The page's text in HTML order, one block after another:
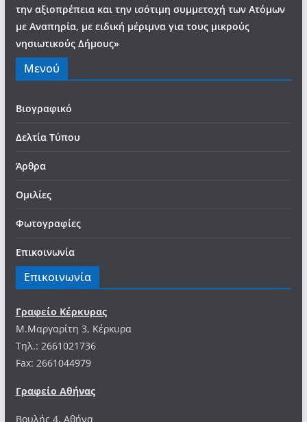
την αξιοπρέπεια και την ισότιμη συμμετοχή των Ατόμων
με Αναπηρία, με ειδική μέριμνα για τους μικρούς
νησιωτικούς Δήμους»
Μενού
Βιογραφικό
Δελτία Τύπου
Άρθρα
Ομιλίες
Φωτογραφίες
Επικοινωνία
Επικοινωνία
Γραφείο Κέρκυρας
Μ.Μαργαρίτη 3, Κέρκυρα
Tηλ.: 2661021736
Fax: 2661044979
Γραφείο Αθήνας
Βουλής 4, Αθήνα